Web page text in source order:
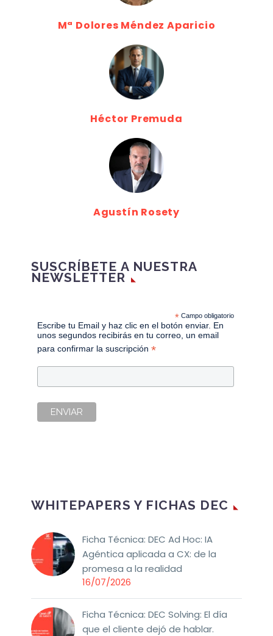
Mª Dolores Méndez Aparicio
Héctor Premuda
Agustín Rosety
SUSCRÍBETE A NUESTRA
NEWSLETTER
*Campo obligatorio
Escribe tu Email y haz clic en el botón enviar. En
unos segundos recibirás en tu correo, un email
para confirmar la suscripción*
WHITEPAPERS Y FICHAS DEC
Ficha Técnica: DEC Ad Hoc: IA
Agéntica aplicada a CX: de la
promesa a la realidad
16/07/2026
Ficha Técnica: DEC Solving: El día
que el cliente dejó de hablar.